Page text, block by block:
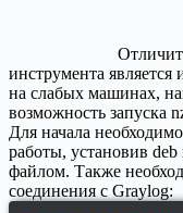
инструмента является
на слабых машинах,
возможность запуска
Для начала
работы, установив
файлом. Также
соединения с Graylog: